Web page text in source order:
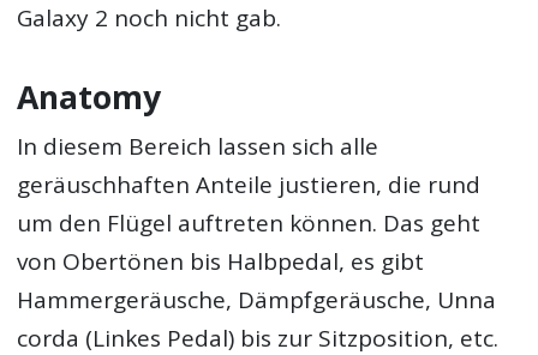
Galaxy 2 noch nicht gab.
Anatomy
In diesem Bereich lassen sich alle
geräuschhaften Anteile justieren, die rund
um den Flügel auftreten können. Das geht
von Obertönen bis Halbpedal, es gibt
Hammergeräusche, Dämpfgeräusche, Unna
corda (Linkes Pedal) bis zur Sitzposition, etc.